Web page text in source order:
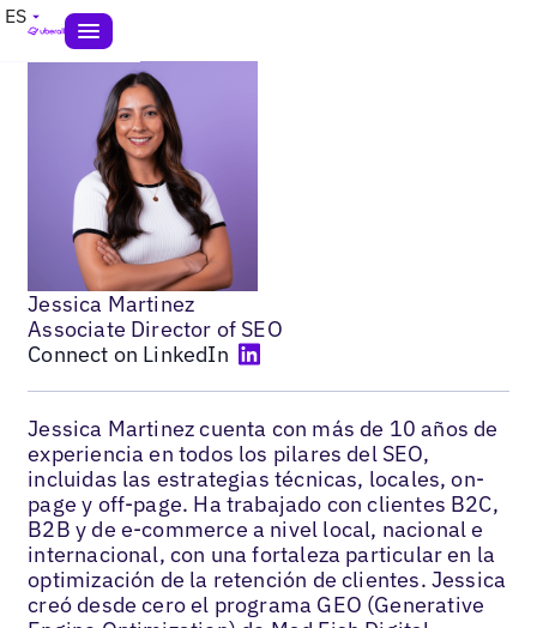
ES
Jessica Martinez
Associate Director of SEO
Connect on LinkedIn
Jessica Martinez cuenta con más de 10 años de
experiencia en todos los pilares del SEO,
incluidas las estrategias técnicas, locales, on-
page y off-page. Ha trabajado con clientes B2C,
B2B y de e-commerce a nivel local, nacional e
internacional, con una fortaleza particular en la
optimización de la retención de clientes. Jessica
creó desde cero el programa GEO (Generative